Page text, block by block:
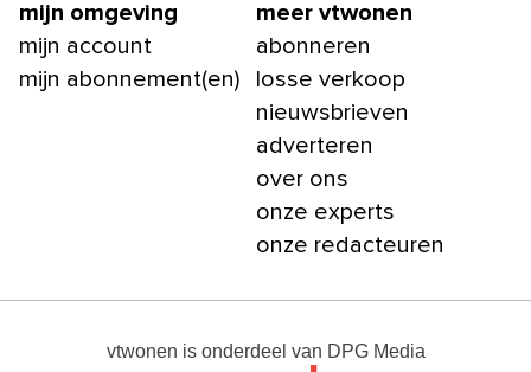
mijn omgeving
mijn account
mijn abonnement(en)
meer vtwonen
abonneren
losse verkoop
nieuwsbrieven
adverteren
over ons
onze experts
onze redacteuren
vtwonen is onderdeel van DPG Media